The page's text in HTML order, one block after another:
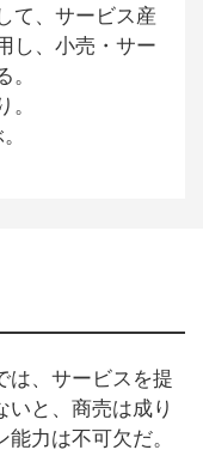
て、サービス産
し、小売・サー
。
は、サービスを提
いと、商売は成り
力は不可欠だ。